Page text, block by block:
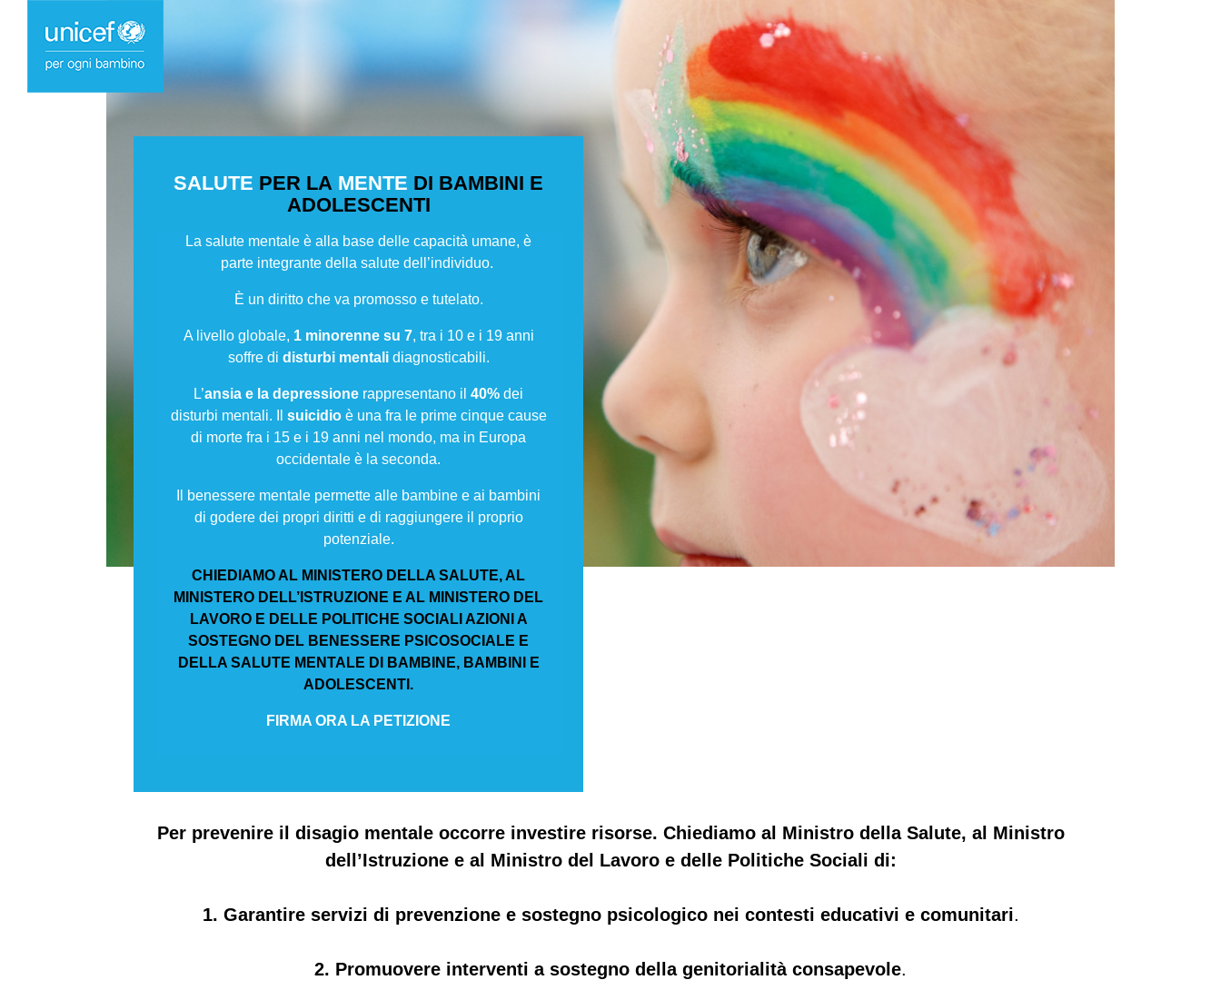
SALUTE PER LA MENTE DI BAMBINI E
ADOLESCENTI
La salute mentale è alla base delle capacità umane, è
parte integrante della salute dell’individuo.
È un diritto che va promosso e tutelato.
A livello globale, 1 minorenne su 7, tra i 10 e i 19 anni
soffre di disturbi mentalidiagnosticabili.
L’ansia e la depressione rappresentano il 40% dei
disturbi mentali. Il suicidio è una fra le prime cinque cause
di morte fra i 15 e i 19 anni nel mondo, ma in Europa
occidentale è la seconda.
Il benessere mentale permette alle bambine e ai bambini
di godere dei propri diritti e di raggiungere il proprio
potenziale.
CHIEDIAMO AL MINISTERO DELLA SALUTE, AL
MINISTERO DELL’ISTRUZIONE E AL MINISTERO DEL
LAVORO E DELLE POLITICHE SOCIALI AZIONI A
SOSTEGNO DEL BENESSERE PSICOSOCIALE E
DELLA SALUTE MENTALE DI BAMBINE, BAMBINI E
ADOLESCENTI .
FIRMA ORA LA PETIZIONE
Per prevenire il disagio mentale occorre investire risorse. Chiediamo al Ministro della Salute, al Ministro
dell’Istruzione e al Ministro del Lavoro e delle Politiche Sociali di:
1. Garantire servizi di prevenzione e sostegno psicologico nei contesti educativi e comunitari.
2. Promuovere interventi a sostegno della genitorialità consapevole.